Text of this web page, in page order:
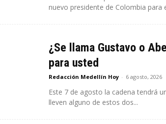
nuevo presidente de Colombia para
¿Se llama Gustavo o
para usted
Redacción Medellín Hoy - 6 agosto, 2026
Este 7 de agosto la cadena tendrá
lleven alguno de estos dos...